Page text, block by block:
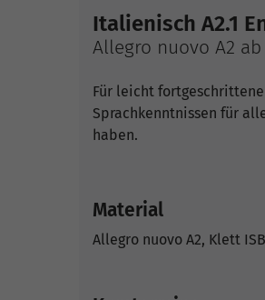
Italienisch A2.1
Allegro nuovo A2
Für leicht
Sprachkenntnissen für
haben.
Material
Allegro nuovo A2, Klett